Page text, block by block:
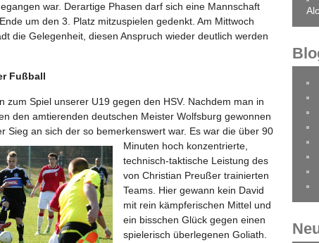
war. Derartige Phasen darf sich eine Mannschaft
um den 3. Platz mitzuspielen gedenkt. Am Mittwoch
die Gelegenheit, diesen Anspruch wieder deutlich werden
Fußball
zum Spiel unserer U19 gegen den HSV. Nachdem man in
den amtierenden deutschen Meister Wolfsburg gewonnen
Sieg an sich der so bemerkenswert war. Es war die über 90
Minuten hoch konzentrierte,
technisch-taktische Leistung des
von Christian Preußer trainierten
Teams. Hier gewann kein David
mit rein kämpferischen Mittel und
ein bisschen Glück gegen einen
spielerisch überlegenen Goliath.